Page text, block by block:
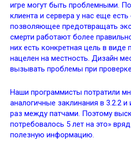
игре могут быть проблемными.
клиента и сервера у нас еще
позволяющее предотвращать
смерти работают более
них есть конкретная цель в виде
нацелен на местность. Дизайн
вызывать проблемы при
Наши программисты потратили
аналогичные заклинания в 3.2.2
раз между патчами. Поэтому
потребовалось 5 лет на это»
полезную информацию.